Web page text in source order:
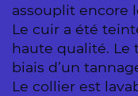
assouplit encore
Le cuir a été
haute qualité. Le
biais d’un
Le collier est